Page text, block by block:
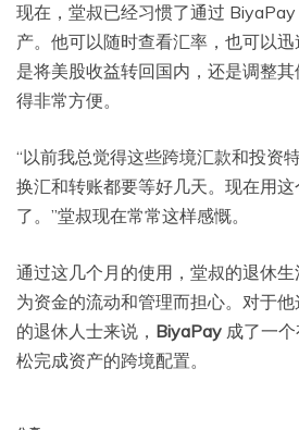
现在，堂叔已经习惯了通过
产。他可以随时查看汇率，也可以
是将美股收益转回国内，还是调整
得非常方便。
“以前我总觉得这些跨境汇款和投资
换汇和转账都要等好几天。现在用
了。”堂叔现在常常这样感慨。
通过这几个月的使用，堂叔的退休
为资金的流动和管理而担心。对于
的退休人士来说， BiyaPay 成了一
松完成资产的跨境配置。